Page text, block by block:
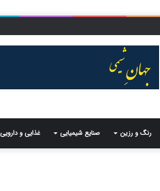
رنگ و رزین صنایع شیمیایی غذایی و دارویی